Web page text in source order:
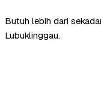
Butuh lebih dari
Lubuklinggau.